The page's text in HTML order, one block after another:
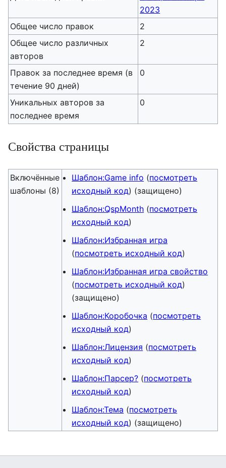
2023
Общее число правок
2
Общее число различных
авторов
2
Правок за последнее время (в
течение 90 дней)
0
Уникальных авторов за
последнее время
0
Свойства страницы
Включённые
шаблоны (8)
Шаблон:Game info (посмотреть
исходный код) (защищено)
Шаблон:QspMonth (посмотреть
исходный код)
Шаблон:Избранная игра
(посмотреть исходный код)
Шаблон:Избранная игра свойство
(посмотреть исходный код)
(защищено)
Шаблон:Коробочка (посмотреть
исходный код)
Шаблон:Лицензия (посмотреть
исходный код)
Шаблон:Парсер? (посмотреть
исходный код)
Шаблон:Тема (посмотреть
исходный код) (защищено)